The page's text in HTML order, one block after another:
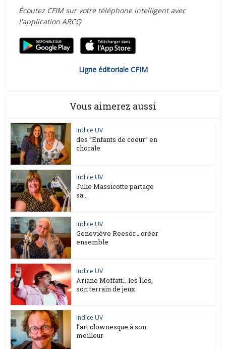
Écoutez CFIM sur votre téléphone intelligent avec
l'application ARCQ
Ligne éditoriale CFIM
Vous aimerez aussi
Indice UV
des “Enfants de coeur” en
chorale
Indice UV
Julie Massicotte partage
sa...
Indice UV
Geneviève Reesör… créer
ensemble
Indice UV
Ariane Moffatt… les Îles,
son terrain de jeux
Indice UV
l’art clownesque à son
meilleur